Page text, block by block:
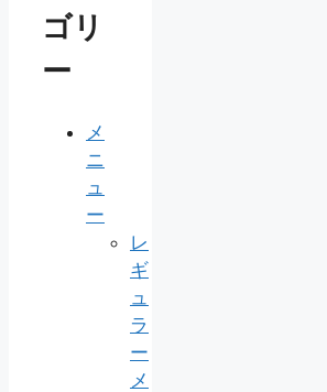
ゴリ
ー
メ
ニ
ュ
ー
レ
ギ
ュ
ラ
ー
メ